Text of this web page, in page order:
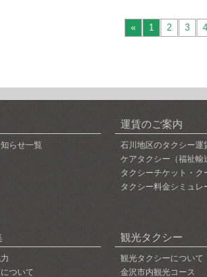
« 1 2 3 4
らせ一覧
運賃のご案内
石川地区のタクシー運
ケアタクシー（福祉輸
タクシーチケット・ク
タクシー料金シミュレ
ついて
観光タクシー
観光タクシーについて
金沢市内観光コース